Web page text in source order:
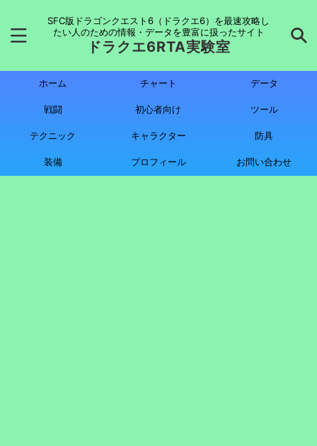
SFC版ドラゴンクエスト6（ドラクエ6）を最速攻略し
たい人のための情報・データを豊富に扱ったサイト
ドラクエ6RTA実験室
ホーム チャート データ
戦闘 初心者向け ツール
テクニック キャラクター 防具
装備 プロフィール お問い合わせ